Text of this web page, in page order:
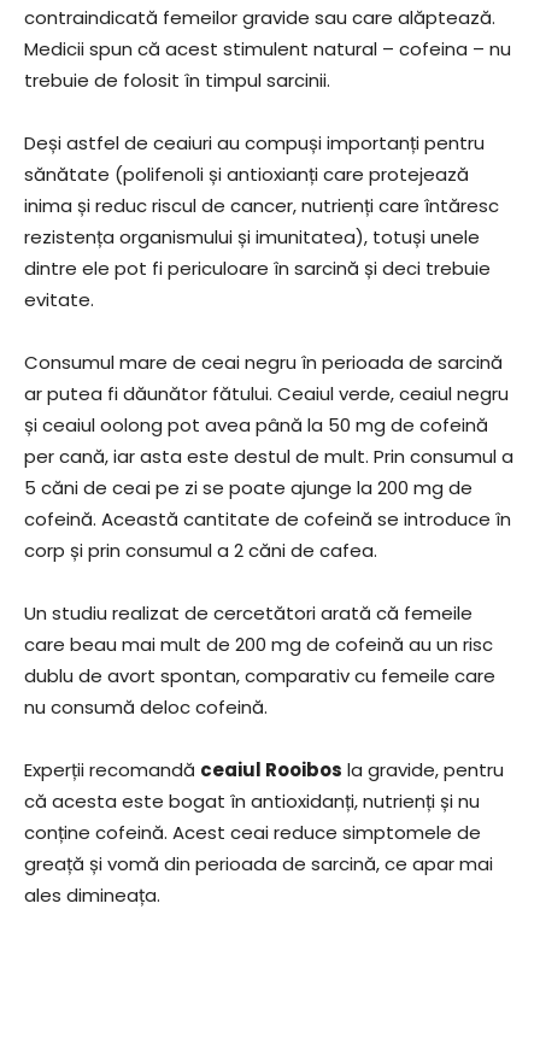
contraindicată femeilor gravide sau care alăptează.
Medicii spun că acest stimulent natural – cofeina – nu
trebuie de folosit în timpul sarcinii.
Deși astfel de ceaiuri au compuși importanți pentru
sănătate (polifenoli și antioxianți care protejează
inima și reduc riscul de cancer, nutrienți care întăresc
rezistența organismului și imunitatea), totuși unele
dintre ele pot fi periculoare în sarcină și deci trebuie
evitate.
Consumul mare de ceai negru în perioada de sarcină
ar putea fi dăunător fătului. Ceaiul verde, ceaiul negru
și ceaiul oolong pot avea până la 50 mg de cofeină
per cană, iar asta este destul de mult. Prin consumul a
5 căni de ceai pe zi se poate ajunge la 200 mg de
cofeină. Această cantitate de cofeină se introduce în
corp și prin consumul a 2 căni de cafea.
Un studiu realizat de cercetători arată că femeile
care beau mai mult de 200 mg de cofeină au un risc
dublu de avort spontan, comparativ cu femeile care
nu consumă deloc cofeină.
Experții recomandă ceaiul Rooibos la gravide, pentru
că acesta este bogat în antioxidanți, nutrienți și nu
conține cofeină. Acest ceai reduce simptomele de
greață și vomă din perioada de sarcină, ce apar mai
ales dimineața.